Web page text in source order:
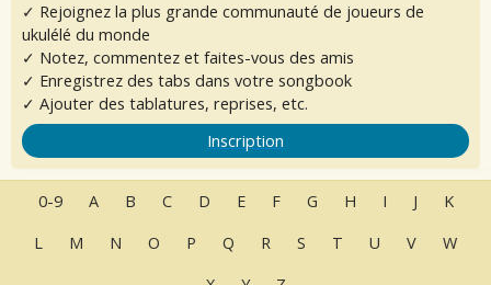
✓ Rejoignez la plus grande communauté de joueurs de
ukulélé du monde
✓ Notez, commentez et faites-vous des amis
✓ Enregistrez des tabs dans votre songbook
✓ Ajouter des tablatures, reprises, etc.
Inscription
0-9 A B C D E F G H I J
K
L
M N O P Q R S T U V
W